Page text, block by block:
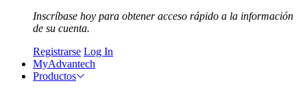
Inscríbase hoy para obtener acceso rápido a la información
de su cuenta.
Registrarse Log In
MyAdvantech
Productos